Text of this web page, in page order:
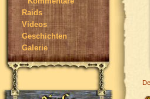
Raids
Videos
Geschichten
Galerie